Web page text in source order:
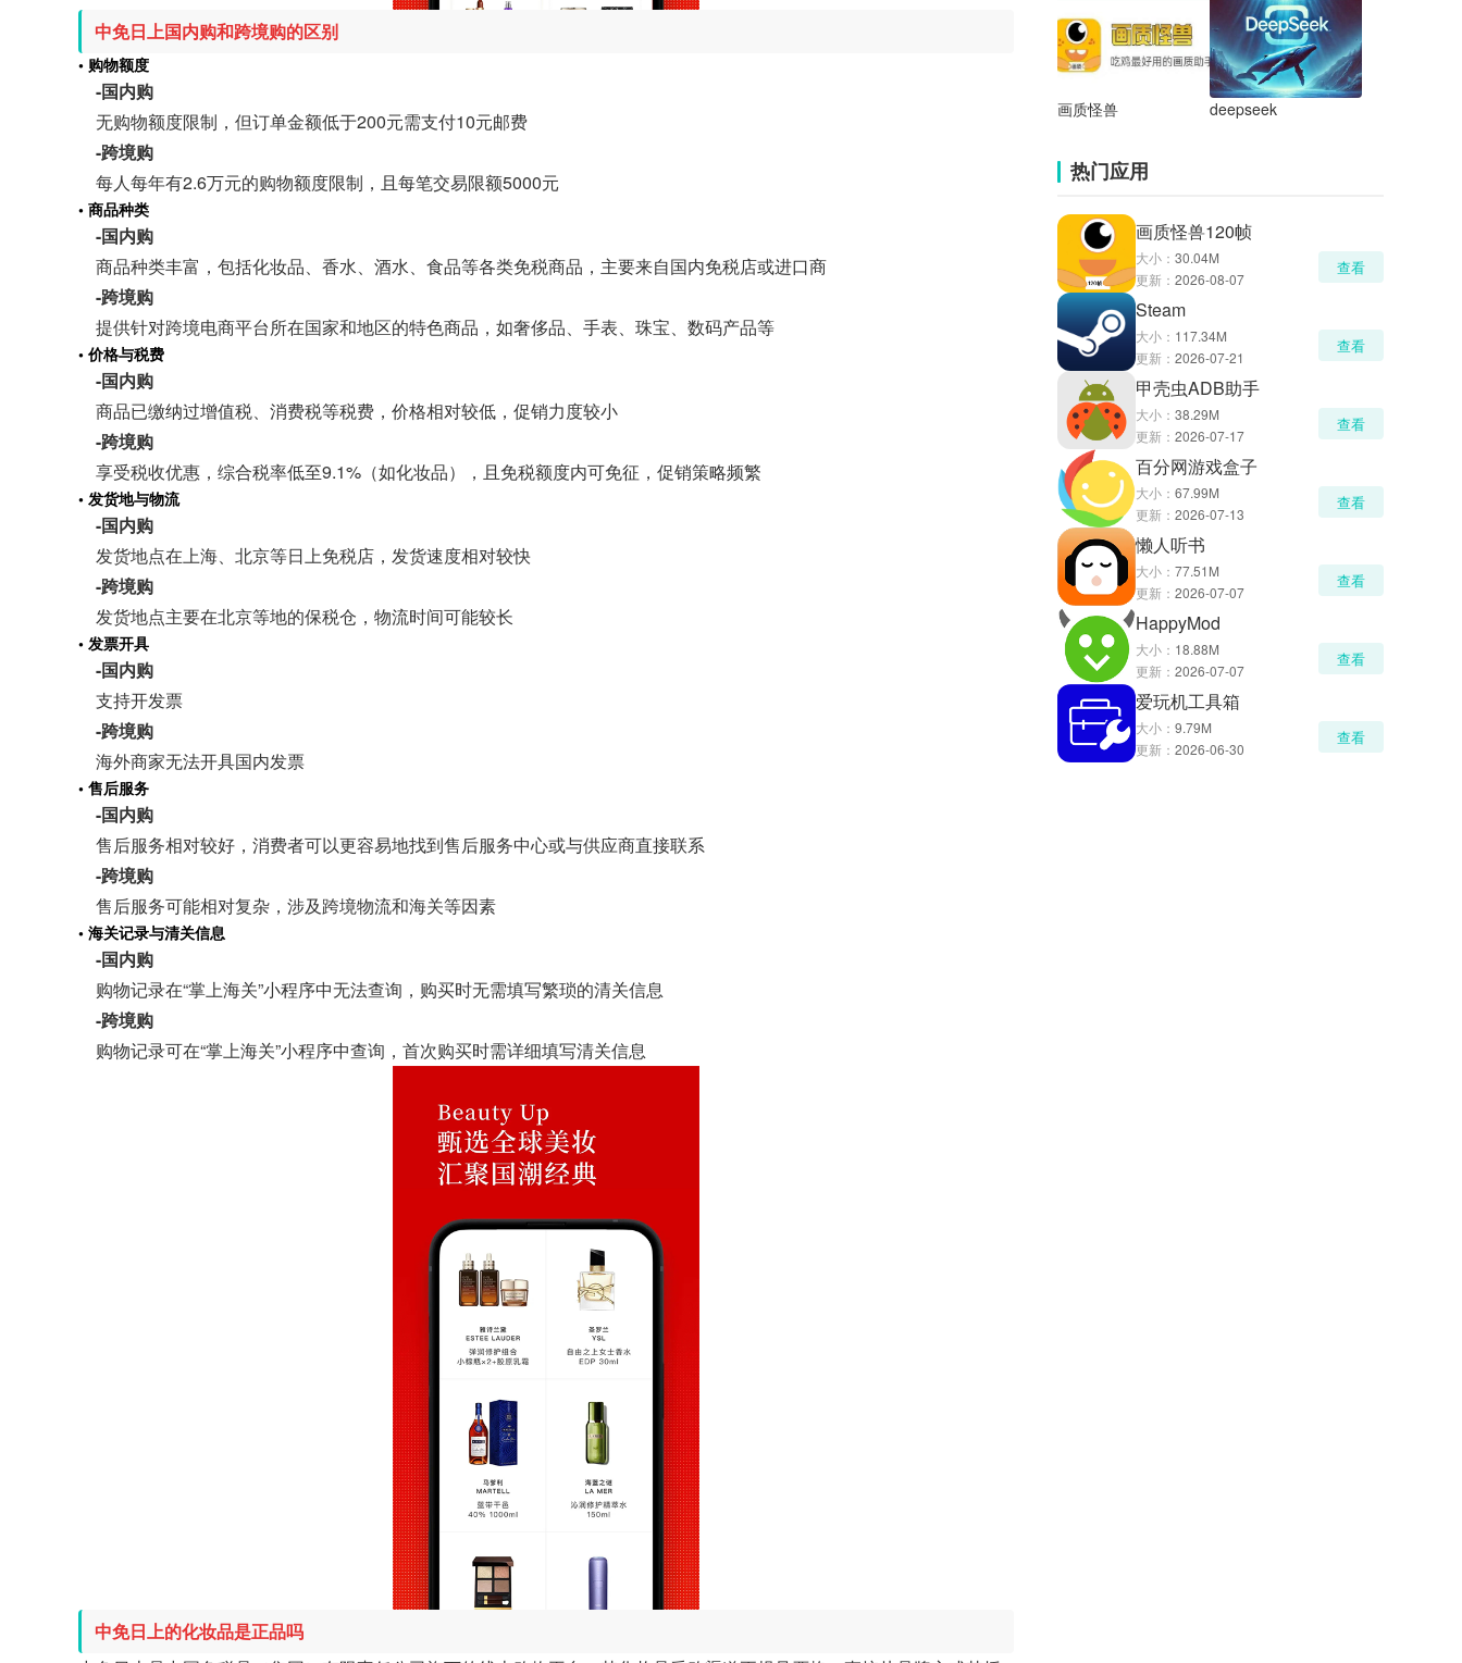
中免日上国内购和跨境购的区别
• 购物额度
-国内购
无购物额度限制，但订单金额低于200元需支付10元邮费
-跨境购
每人每年有2.6万元的购物额度限制，且每笔交易限额5000元
• 商品种类
-国内购
商品种类丰富，包括化妆品、香水、酒水、食品等各类免税商品，主要来自国内免税店或进口商
-跨境购
提供针对跨境电商平台所在国家和地区的特色商品，如奢侈品、手表、珠宝、数码产品等
• 价格与税费
-国内购
商品已缴纳过增值税、消费税等税费，价格相对较低，促销力度较小
-跨境购
享受税收优惠，综合税率低至9.1%（如化妆品），且免税额度内可免征，促销策略频繁
• 发货地与物流
-国内购
发货地点在上海、北京等日上免税店，发货速度相对较快
-跨境购
发货地点主要在北京等地的保税仓，物流时间可能较长
• 发票开具
-国内购
支持开发票
-跨境购
海外商家无法开具国内发票
• 售后服务
-国内购
售后服务相对较好，消费者可以更容易地找到售后服务中心或与供应商直接联系
-跨境购
售后服务可能相对复杂，涉及跨境物流和海关等因素
• 海关记录与清关信息
-国内购
购物记录在“掌上海关”小程序中无法查询，购买时无需填写繁琐的清关信息
-跨境购
购物记录可在“掌上海关”小程序中查询，首次购买时需详细填写清关信息
中免日上的化妆品是正品吗
画质怪兽 deepseek
热门应用
画质怪兽120帧
大小： 30.04M
更新： 2026-08-07
查看
Steam
大小： 117.34M
更新： 2026-07-21
查看
甲壳虫ADB助手
大小： 38.29M
更新： 2026-07-17
查看
百分网游戏盒子
大小： 67.99M
更新： 2026-07-13
查看
懒人听书
大小： 77.51M
更新： 2026-07-07
查看
HappyMod
大小： 18.88M
更新： 2026-07-07
查看
爱玩机工具箱
大小： 9.79M
更新： 2026-06-30
查看